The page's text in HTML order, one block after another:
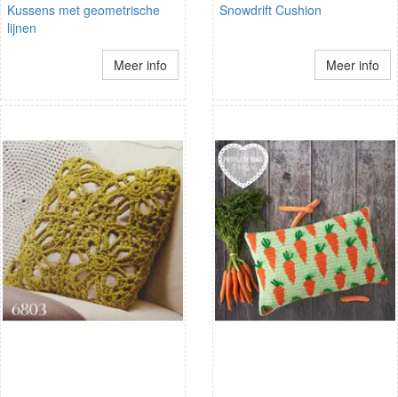
Kussens met geometrische
lijnen
Meer info
Snowdrift Cushion
Meer info